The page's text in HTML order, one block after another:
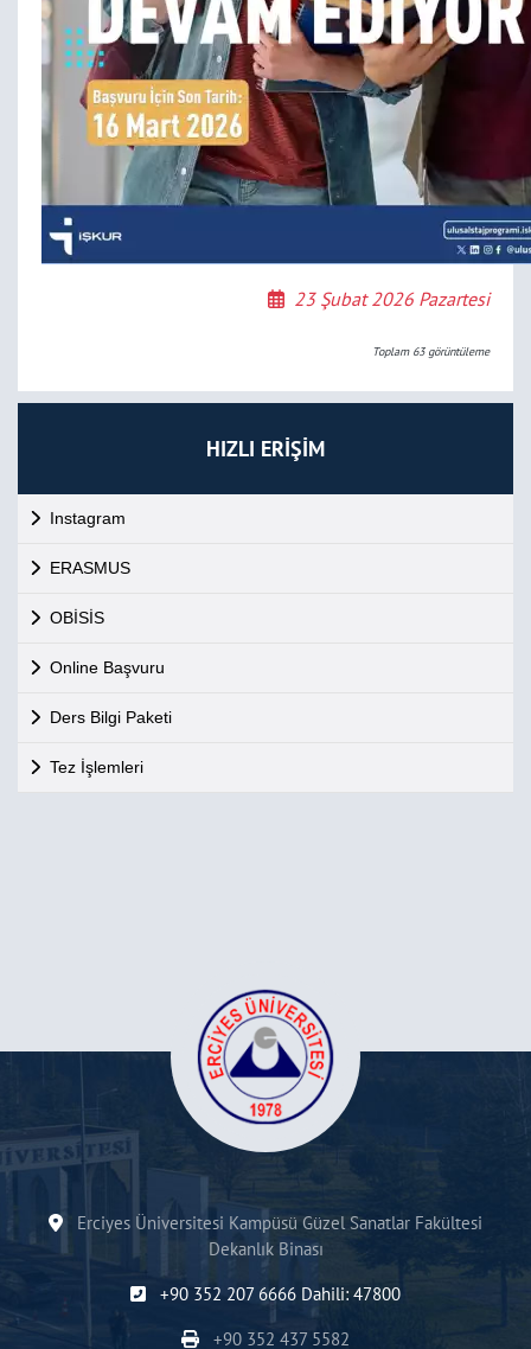
HIZLI ERİŞİM
Instagram
ERASMUS
OBİSİS
Online Başvuru
Ders Bilgi Paketi
Tez İşlemleri
23 Şubat 2026 Pazartesi
Toplam 63görüntüleme
Erciyes Üniversitesi Kampüsü Güzel Sanatlar Fakültesi
Dekanlık Binası
+90 352 207 6666 Dahili: 47800
+90 352 437 5582